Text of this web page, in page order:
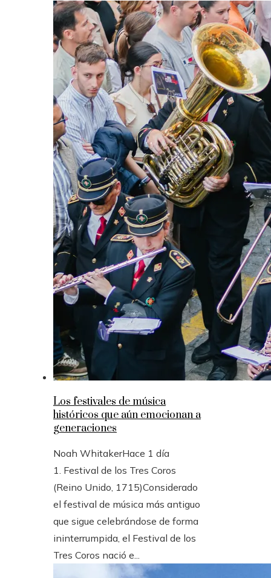
Los festivales de música
históricos que aún emocionan a
generaciones
Noah WhitakerHace 1 día
1. Festival de los Tres Coros
(Reino Unido, 1715)Considerado
el festival de música más antiguo
que sigue celebrándose de forma
ininterrumpida, el Festival de los
Tres Coros nació e...